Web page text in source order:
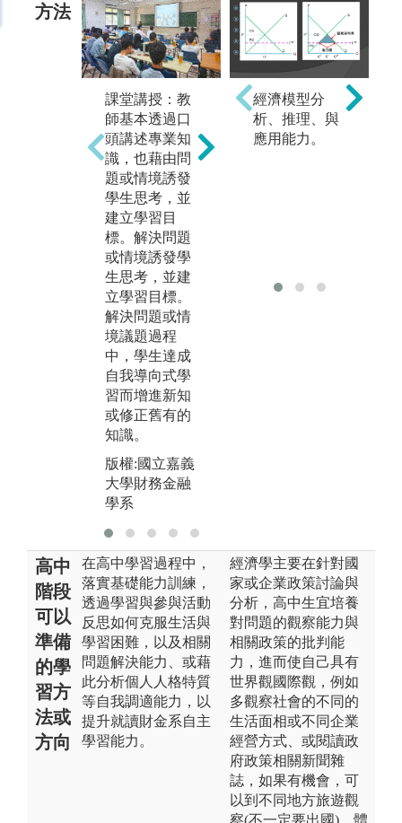
方法
課堂講授：教
師基本透過口
頭講述專業知
識，也藉由問
題或情境誘發
學生思考，並
建立學習目
標。解決問題
或情境誘發學
生思考，並建
立學習目標。
解決問題或情
境議題過程
中，學生達成
自我導向式學
習而增進新知
或修正舊有的
知識。
版權:國立嘉義
大學財務金融
學系
分組合作學
習：主要是由
兩個以上的同
學習者為中
經濟模型分
析、推理、與
應用能力。
高中
階段
可以
準備
的學
習方
法或
方向
在高中學習過程中，
落實基礎能力訓練，
透過學習與參與活動
反思如何克服生活與
學習困難，以及相關
問題解決能力、或藉
此分析個人人格特質
等自我調適能力，以
提升就讀財金系自主
學習能力。
經濟學主要在針對國
家或企業政策討論與
分析，高中生宜培養
對問題的觀察能力與
相關政策的批判能
力，進而使自己具有
世界觀國際觀，例如
多觀察社會的不同的
生活面相或不同企業
經營方式、或閱讀政
府政策相關新聞雜
誌，如果有機會，可
以到不同地方旅遊觀
察(不一定要出國)，體